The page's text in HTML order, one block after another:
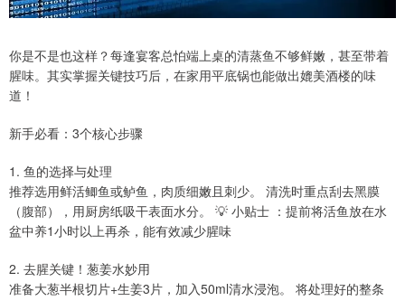
你是不是也这样？每逢宴客总怕端上桌的清蒸鱼不够鲜嫩，甚至带着
腥味。其实掌握关键技巧后，在家用平底锅也能做出媲美酒楼的味
道！
新手必看：3个核心步骤
1. 鱼的选择与处理
推荐选用鲜活鲫鱼或鲈鱼，肉质细嫩且刺少。 清洗时重点刮去黑膜
（腹部），用厨房纸吸干表面水分。 💡 小贴士 ：提前将活鱼放在水
盆中养1小时以上再杀，能有效减少腥味
2. 去腥关键！葱姜水妙用
准备大葱半根切片+生姜3片，加入50ml清水浸泡。 将处理好的整条